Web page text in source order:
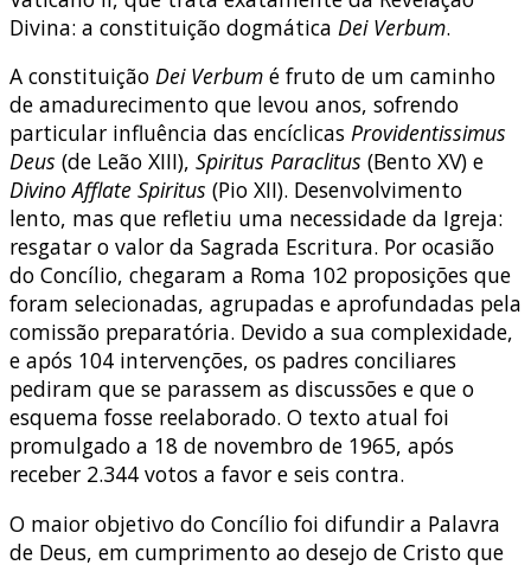
Divina: a constituição dogmática Dei Verbum.
A constituição Dei Verbum é fruto de um caminho
de amadurecimento que levou anos, sofrendo
particular influência das encíclicas Providentissimus
Deus (de Leão XIII), Spiritus Paraclitus (Bento XV) e
Divino Afflate Spiritus (Pio XII). Desenvolvimento
lento, mas que refletiu uma necessidade da Igreja:
resgatar o valor da Sagrada Escritura. Por ocasião
do Concílio, chegaram a Roma 102 proposições que
foram selecionadas, agrupadas e aprofundadas pela
comissão preparatória. Devido a sua complexidade,
e após 104 intervenções, os padres conciliares
pediram que se parassem as discussões e que o
esquema fosse reelaborado. O texto atual foi
promulgado a 18 de novembro de 1965, após
receber 2.344 votos a favor e seis contra.
O maior objetivo do Concílio foi difundir a Palavra
de Deus, em cumprimento ao desejo de Cristo que